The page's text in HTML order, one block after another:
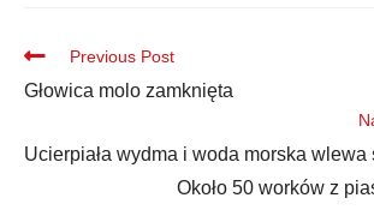
Previous Post
Głowica molo zamknięta
Ucierpiała wydma i woda morska wlewa
Około 50 worków z